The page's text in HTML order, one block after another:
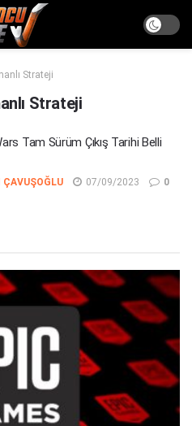
Strateji
Strateji
Tam Sürüm Çıkış Tarihi Belli
ÇAVUŞOĞLU 07/09/2023 0